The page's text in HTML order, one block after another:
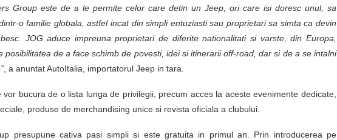
Group este de a le permite celor care detin un Jeep, ori care isi doresc unul, sa
o familie globala, astfel incat din simpli entuziasti sau proprietari sa simta ca devin
JOG aduce impreuna proprietari de diferite nationalitati si varste, din Europa,
posibilitatea de a face schimb de povesti, idei si itinerarii off-road, dar si de a se intalni
, a anuntat AutoItalia, importatorul Jeep in tara.
bucura de o lista lunga de privilegii, precum acces la aceste evenimente dedicate,
produse de merchandising unice si revista oficiala a clubului.
presupune cativa pasi simpli si este gratuita in primul an. Prin introducerea pe